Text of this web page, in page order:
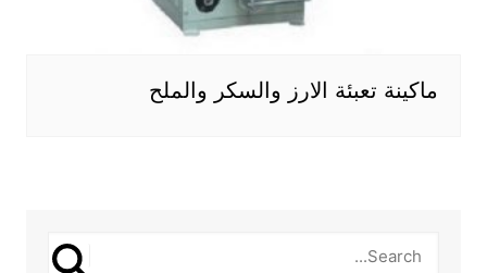
ماكينة تعبئة الارز والسكر والملح